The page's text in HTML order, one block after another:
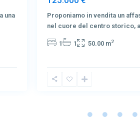
una
Proponiamo in vendita un
nel cuore del centro storico,
1 1 50.00 m2